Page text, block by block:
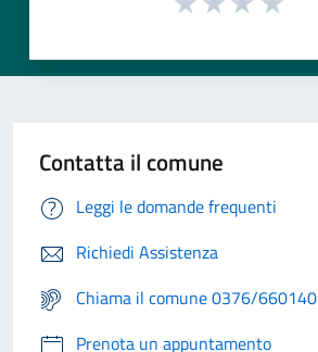
Contatta il comune
Leggi le domande frequenti
Richiedi Assistenza
Chiama il comune 0376/660140
Prenota un appuntamento